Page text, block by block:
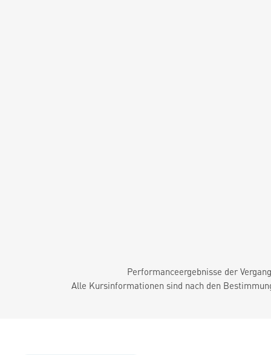
Performanceergebnisse der
Alle Kursinformationen sind nach den